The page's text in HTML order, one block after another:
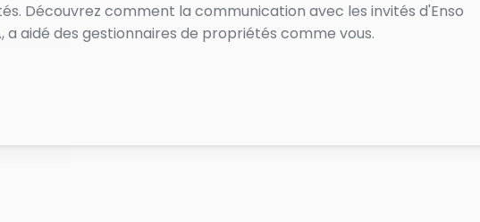
Découvrez comment la communication avec les invités d'Enso
a aidé des gestionnaires de propriétés comme vous.